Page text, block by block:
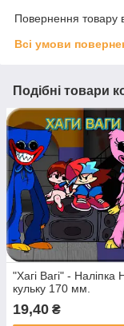
Повернення товару
Всі умови
Подібні товари
"Хагі Вагі" - Наліпка
кульку 170 мм.
19,40 ₴